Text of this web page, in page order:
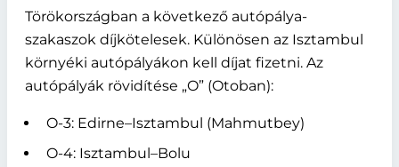
Törökországban a következő autópálya-
szakaszok díjkötelesek. Különösen az Isztambul
környéki autópályákon kell díjat fizetni. Az
autópályák rövidítése „O” (Otoban):
O-3: Edirne–Isztambul (Mahmutbey)
O-4: Isztambul–Bolu